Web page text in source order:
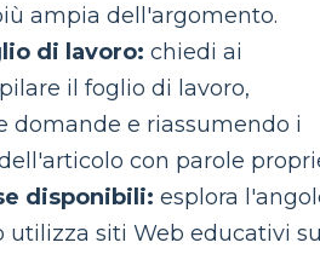
ampia dell'argomento.
di lavoro: chiedi ai
il foglio di lavoro,
domande e riassumendo i
con parole
disponibili: esplora
utilizza siti Web educativi